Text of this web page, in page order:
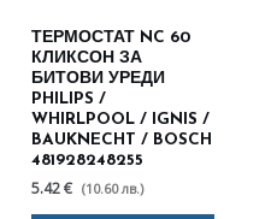
ТЕРМОСТАТ NC 60
КЛИКСОН ЗА
БИТОВИ УРЕДИ
PHILIPS /
WHIRLPOOL / IGNIS /
BAUKNECHT / BOSCH
481928248255
5.42 € (10.60 лв.)